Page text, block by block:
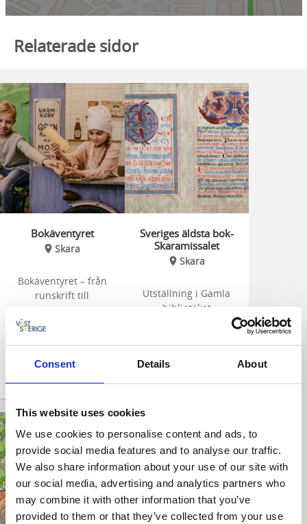
Consent Details About
This website uses cookies
We use cookies to personalise content and ads, to
provide social media features and to analyse our traffic.
We also share information about your use of our site with
our social media, advertising and analytics partners who
may combine it with other information that you’ve
provided to them or that they’ve collected from your use
Relaterade sidor
Bokäventyret
Skara
Bokäventyret – från
runskrift till
Sveriges äldsta bok-
Skaramissalet
Skara
Utställning i Gamla
biblioteket